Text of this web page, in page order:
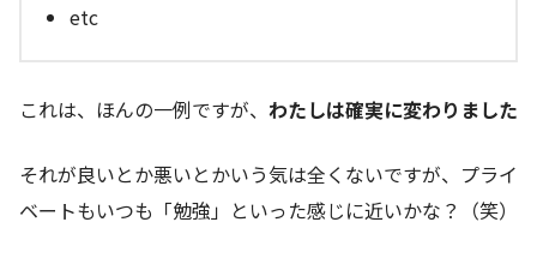
etc
これは、ほんの一例ですが、 わたしは確実に変わりました
それが良いとか悪いとかいう気は全くないですが、プライ
ベートもいつも「勉強」といった感じに近いかな？（笑）